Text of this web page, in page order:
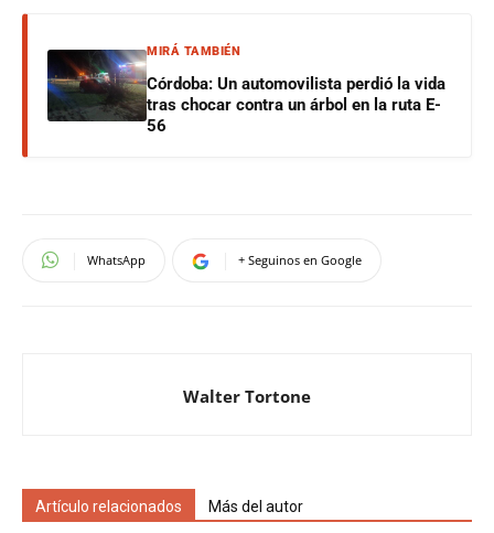
MIRÁ TAMBIÉN
Córdoba: Un automovilista perdió la vida
tras chocar contra un árbol en la ruta E-
56
WhatsApp + Seguinos en Google
Walter Tortone
Artículo relacionados Más del autor